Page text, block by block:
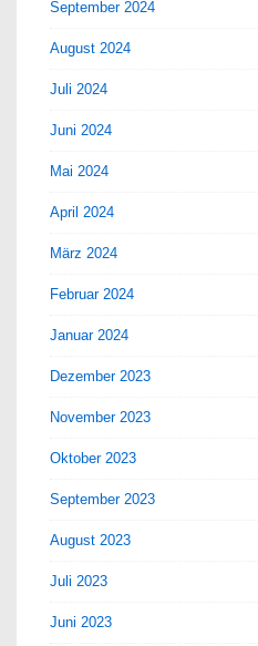
September 2024
August 2024
Juli 2024
Juni 2024
Mai 2024
April 2024
März 2024
Februar 2024
Januar 2024
Dezember 2023
November 2023
Oktober 2023
September 2023
August 2023
Juli 2023
Juni 2023